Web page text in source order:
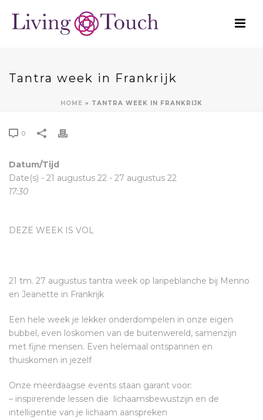
Tantra week in Frankrijk
HOME » TANTRA WEEK IN FRANKRIJK
0
Datum/Tijd
Date(s) - 21 augustus 22 - 27 augustus 22
17:30
DEZE WEEK IS VOL
21 tm. 27 augustus tantra week op laripeblanche bij Menno
en Jeanette in Frankrijk
Een hele week je lekker onderdompelen in onze eigen
bubbel, even loskomen van de buitenwereld, samenzijn
met fijne mensen. Even helemaal ontspannen en
thuiskomen in jezelf
Onze meerdaagse events staan garant voor:
– inspirerende lessen die lichaamsbewustzijn en de
intelligentie van je lichaam aanspreken